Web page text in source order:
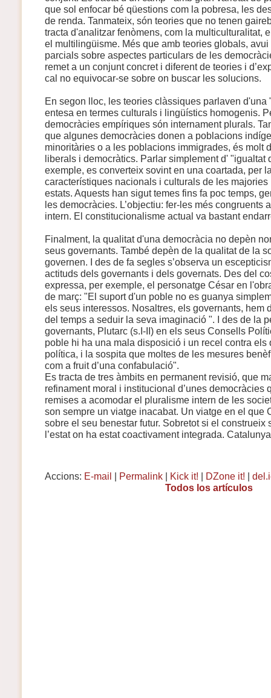
que sol enfocar bé qüestions com la pobresa, les
de renda. Tanmateix, són teories que no tenen
tracta d'analitzar fenòmens, com la multiculturalitat,
el multilingüisme. Més que amb teories globals,
parcials sobre aspectes particulars de les
remet a un conjunt concret i diferent de teories i
cal no equivocar-se sobre on buscar les solucions.
En segon lloc, les teories clàssiques parlaven d'una
entesa en termes culturals i lingüístics homogenis.
democràcies empíriques són internament plurals.
que algunes democràcies donen a poblacions
minoritàries o a les poblacions immigrades, és molt
liberals i democràtics. Parlar simplement d' "igualtat
exemple, es converteix sovint en una coartada, per
característiques nacionals i culturals de les
estats. Aquests han sigut temes fins fa poc temps,
les democràcies. L’objectiu: fer-les més congruents
intern. El constitucionalisme actual va bastant
Finalment, la qualitat d'una democràcia no depèn
seus governants. També depèn de la qualitat de la
governen. I des de fa segles s’observa un
actituds dels governants i dels governats. Des del
expressa, per exemple, el personatge César en
de març: "El suport d'un poble no es guanya
els seus interessos. Nosaltres, els governants, hem
del temps a seduir la seva imaginació ". I des de la
governants, Plutarc (s.I-II) en els seus Consells
poble hi ha una mala disposició i un recel contra els
política, i la sospita que moltes de les mesures
com a fruit d’una confabulació".
Es tracta de tres àmbits en permanent revisió, que
refinament moral i institucional d’unes democràcies
remises a acomodar el pluralisme intern de les
son sempre un viatge inacabat. Un viatge en el que
sobre el seu benestar futur. Sobretot si el construeix
l’estat on ha estat coactivament integrada.
Accions: E-mail | Permalink| Kick it! | DZone it! |
Todos los artículos